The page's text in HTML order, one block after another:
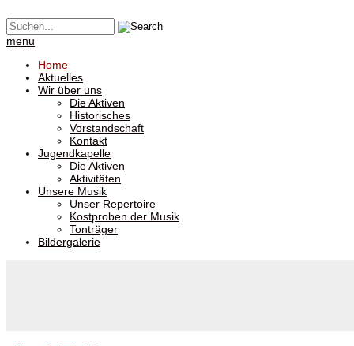
menu
Home
Aktuelles
Wir über uns
Die Aktiven
Historisches
Vorstandschaft
Kontakt
Jugendkapelle
Die Aktiven
Aktivitäten
Unsere Musik
Unser Repertoire
Kostproben der Musik
Tonträger
Bildergalerie